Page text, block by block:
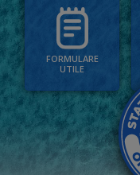
FORMULARE
UTILE